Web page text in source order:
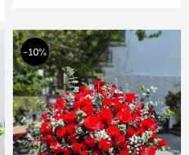
-10%